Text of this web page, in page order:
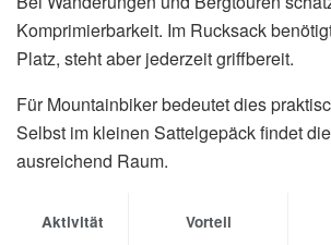
Komprimierbarkeit. Im Rucksack
Platz, steht aber jederzeit griffbereit.
Für Mountainbiker bedeutet dies
Selbst im kleinen Sattelgepäck findet
ausreichend Raum.
Aktivität Vorteil